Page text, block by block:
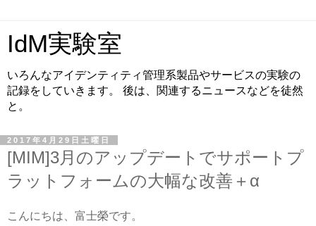
IdM実験室
いろんなアイデンティティ管理系製品やサービスの実験の
記録をしていきます。 後は、関連するニュースなどを徒然
と。
2017年4月29日土曜日
[MIM]3月のアップデートでサポートプ
ラットフォームの大幅な改善＋α
こんにちは、富士榮です。